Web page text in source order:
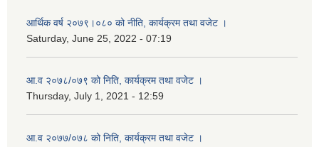
आर्थिक वर्ष २०७९।०८० को नीति, कार्यक्रम तथा वजेट ।
Saturday, June 25, 2022 - 07:19
आ.व २०७८/०७९ को निति, कार्यक्रम तथा वजेट ।
Thursday, July 1, 2021 - 12:59
आ.व २०७७/०७८ को निति, कार्यक्रम तथा वजेट ।